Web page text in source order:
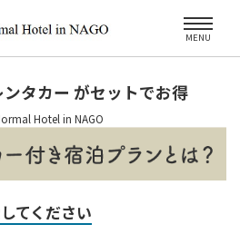
MENU
ンタカー がセットでお得
Hotel in NAGO
てください